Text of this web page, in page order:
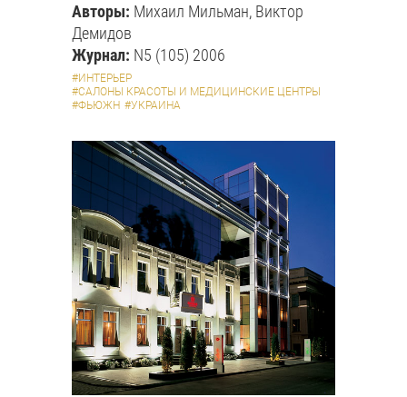
Авторы: Михаил Мильман, Виктор
Демидов
Журнал: N5 (105) 2006
#ИНТЕРЬЕР
#САЛОНЫ КРАСОТЫ И МЕДИЦИНСКИЕ ЦЕНТРЫ
#ФЬЮЖН #УКРАИНА